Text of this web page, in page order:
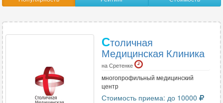
Столичная
Медицинская Клиника
на Сретенке
многопрофильный медицинский
центр
Стоимость приема: до 10000